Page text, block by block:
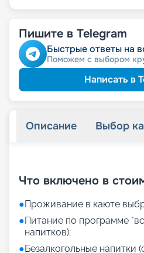
Пишите в Telegram
Быстрые ответы на
Поможем с выбором
Написать в
Описание Выбор
Что включено в
●Проживание в каюте
●Питание по программе
напитков);
●Безалкогольные напитки